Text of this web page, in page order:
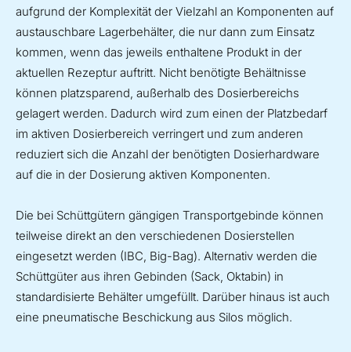
aufgrund der Komplexität der Vielzahl an Komponenten auf
austauschbare Lagerbehälter, die nur dann zum Einsatz
kommen, wenn das jeweils enthaltene Produkt in der
aktuellen Rezeptur auftritt. Nicht benötigte Behältnisse
können platzsparend, außerhalb des Dosierbereichs
gelagert werden. Dadurch wird zum einen der Platzbedarf
im aktiven Dosierbereich verringert und zum anderen
reduziert sich die Anzahl der benötigten Dosierhardware
auf die in der Dosierung aktiven Komponenten.
Die bei Schüttgütern gängigen Transportgebinde können
teilweise direkt an den verschiedenen Dosierstellen
eingesetzt werden (IBC, Big-Bag). Alternativ werden die
Schüttgüter aus ihren Gebinden (Sack, Oktabin) in
standardisierte Behälter umgefüllt. Darüber hinaus ist auch
eine pneumatische Beschickung aus Silos möglich.